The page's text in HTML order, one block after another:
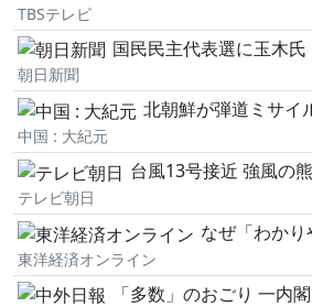
TBSテレビ
国民民主代表選に玉木氏・橋本氏が立
朝日新聞
北朝鮮が弾道ミサイルを日本
中国 : 大紀元
台風13号接近 強風の熊本・宇城市で林野火
テレビ朝日
なぜ「わかりやすい動画教材
東洋経済オンライン
「多数」のおごり 一内閣で国の